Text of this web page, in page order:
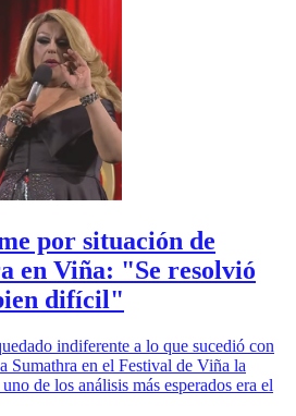
por situación de
en Viña: "Se resolvió
difícil"
indiferente a lo que sucedió con
Sumathra en el Festival de Viña la
de los análisis más esperados era el